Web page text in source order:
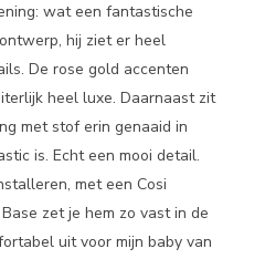
wat een fantastische
hij ziet er heel
De rose gold accenten
heel luxe. Daarnaast zit
met stof erin genaaid in
is. Echt een mooi detail.
met een Cosi
zet je hem zo vast in de
uit voor mijn baby van